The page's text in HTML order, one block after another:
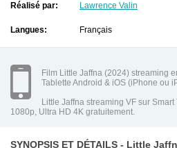
Réalisé par: Lawrence Valin
Langues: Français
Film Little Jaffna (2024) streaming
Tablette Android & iOS (iPhone ou
Little Jaffna streaming VF sur
1080p, Ultra HD 4K gratuitement.
SYNOPSIS ET DÉTAILS - Little